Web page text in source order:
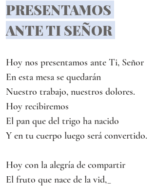
PRESENTAMOS
ANTE TI SEÑOR
Hoy nos presentamos ante Ti, Señor
En esta mesa se quedarán
Nuestro trabajo, nuestros dolores.
Hoy recibiremos
El pan que del trigo ha nacido
Y en tu cuerpo luego será convertido.
Hoy con la alegría de compartir
El fruto que nace de la vid,_